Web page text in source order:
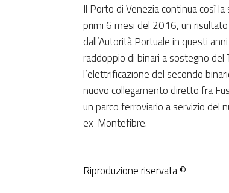
Il Porto di Venezia continua così
primi 6 mesi del 2016, un
dall’Autorità Portuale in questi
raddoppio di binari a sostegno
l’elettrificazione del secondo
nuovo collegamento diretto fra
un parco ferroviario a servizio del
ex-Montefibre.
Riproduzione riservata ©